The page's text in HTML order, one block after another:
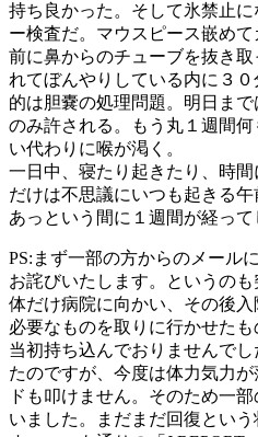
持ち良かった。そして氷禁止
ー検査だ。マウスピース嵌め
前に鼻からのチューブを抜き
れてぼんやりしている内に３
的は胆嚢の処理問題。明日ま
のみ許される。もう丸１週間
い代わりに喉が渇く。
一日中、寝たり起きたり、時
だけは不思議にいつも起きる午
あっという間に１週間が経って
PS:まず一部の方からのメール
お詫びいたします。というの
体だけ病院に向かい、その後
必要なものを取りに行かせた
当初持ち込んでおりませんで
たのですが、今度は体力気力
ドも叩けません。そのため一
いました。まだまだ回復とい